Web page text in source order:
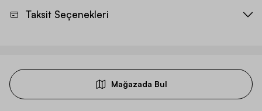
Taksit Seçenekleri
Mağazada Bul